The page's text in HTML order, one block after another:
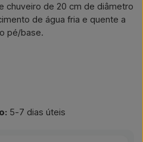
chuveiro de 20 cm de diâmetro
de água fria e quente a
pé/base.
5-7 dias úteis